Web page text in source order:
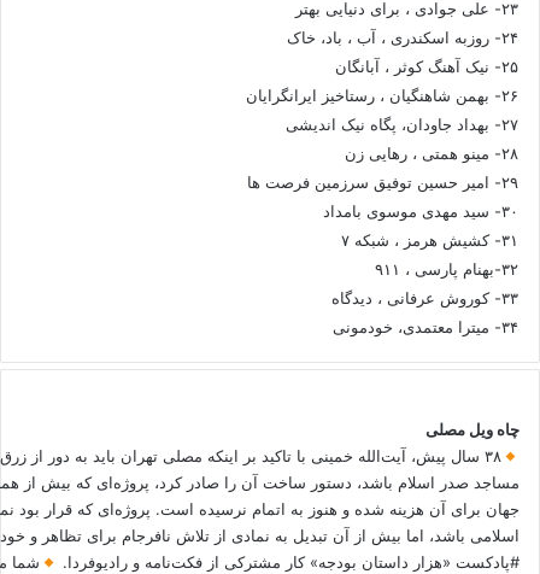
۲۳- علی جوادی ، برای دنیایی بهتر
۲۴- روزبه اسکندری ، آب ، باد، خاک
۲۵- نیک آهنگ کوثر ، آبانگان
۲۶- بهمن شاهنگیان ، رستاخیز ایرانگرایان
۲۷- بهداد جاودان، پگاه نیک اندیشی
۲۸- مینو همتی ، رهایی زن
۲۹- امیر حسین توفیق سرزمین فرصت ها
۳۰- سید مهدی موسوی بامداد
۳۱- کشیش هرمز ، شبکه ۷
۳۲-بهنام پارسی ، ۹۱۱
۳۳- کوروش عرفانی ، دیدگاه
۳۴- میترا معتمدی، خودمونی
چاه ویل مصلی
۳۸ سال پیش، آیت‌الله خمینی با تاکید بر اینکه مصلی تهران باید به دور از
مساجد صدر اسلام باشد، دستور ساخت آن را صادر کرد، پروژه‌ای که بیش از
جهان برای آن هزینه شده و هنوز به اتمام نرسیده است. پروژه‌ای که قرار بود
اسلامی باشد، اما بیش از آن تبدیل به نمادی از تلاش نافرجام برای تظاهر و
#پادکست «هزار داستان بودجه» کار مشترکی از فکت‌نامه و رادیوفردا.
شما